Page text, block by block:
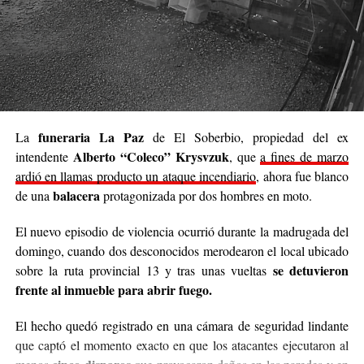
Se trata de una iniciativa hecha a pulmón, con esfuerzo
propio y con el acompañamiento de cada persona que
decide sumar su granito de arena, ya sea concamperas,
buzos, sacos, frazadas, colchas, mantas, bufandas,
gorros, guantes y todo lo que pueda abrigar.
Cabe destacar que para mediados de mayo será la
entrega de donaciones y tienen planificado realizar ollas
populares de arroz con pollo, por lo que también
recibirán donaciones de alimentos no perecederos.
Para comunicarse con el organizador de la iniciativa,
podrán enviar mensajes, audios o realizar llamadas al
3764140551
o a través de Instagram
@agustin_pineiroo
La funeraria La Pazde El Soberbio, propiedad del ex
intendente Alberto “Coleco” Krysvzuk, quea fines de marzo
ardió en llamas producto un ataque incendiario, ahora fue blanco
de una balacera protagonizada por dos hombres en moto.
El nuevo episodio de violencia ocurrió durante la madrugada del
domingo, cuando dos desconocidos merodearon el local ubicado
sobre la ruta provincial 13 y tras unas vueltas se detuvieron
frente al inmueble para abrir fuego.
El hecho quedó registrado en una cámara de seguridad lindante
que captó el momento exacto en que los atacantes ejecutaron al